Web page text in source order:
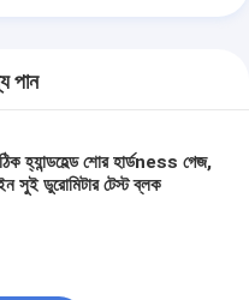
পান
হ্যান্ডহেল্ড শোর হার্ডness গেজ,
সুই ডুরোমিটার টেস্ট ব্লক